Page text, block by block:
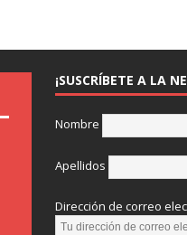
¡SUSCRÍBETE A LA
Nombre
Apellidos
Dirección de correo